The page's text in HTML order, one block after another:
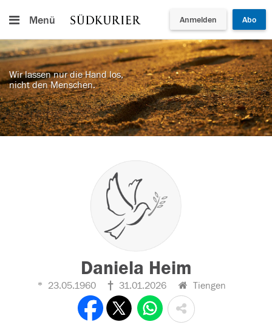
Menü Anmelden Abo
Wir lassen nur die Hand los,
nicht den Menschen.
Daniela Heim
23.05.1960 31.01.2026 Tiengen